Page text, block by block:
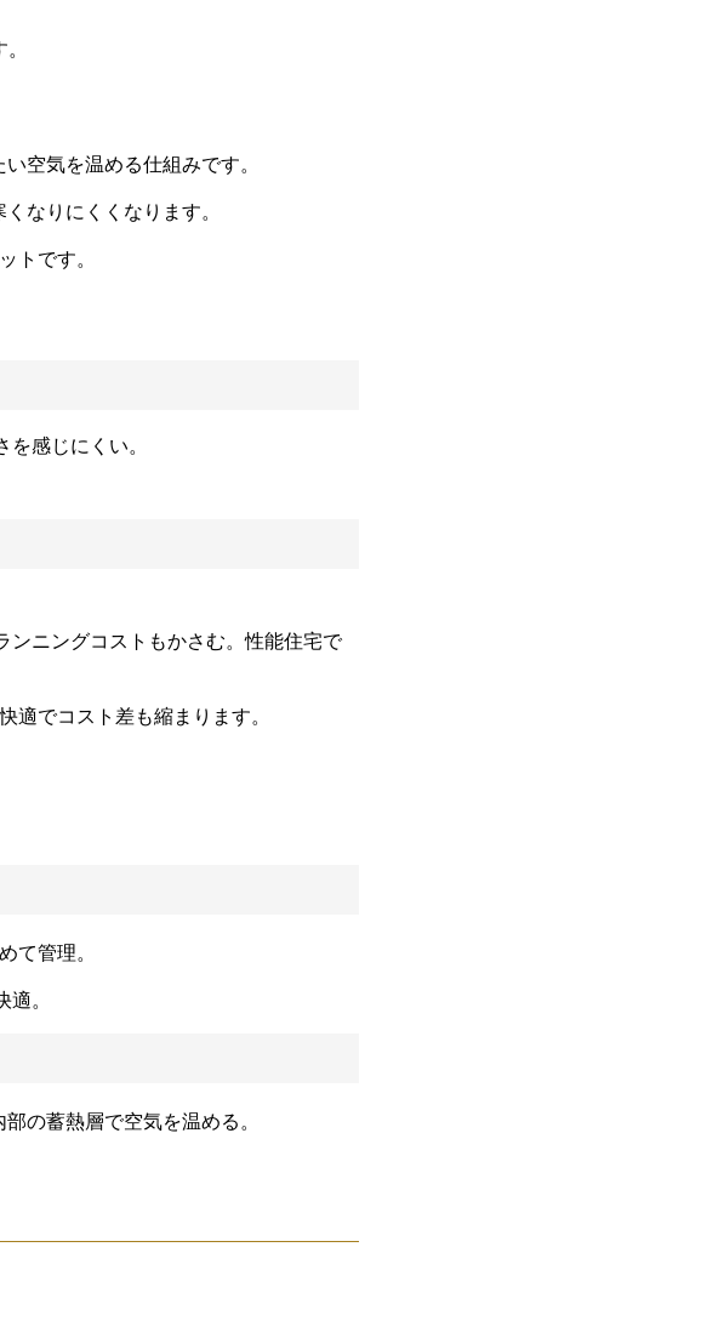
空気を温める仕組みです。
なりにくくなります。
トです。
感じにくい。
ンニングコストもかさむ。性能住宅で
適でコスト差も縮まります。
て管理。
。
の蓄熱層で空気を温める。